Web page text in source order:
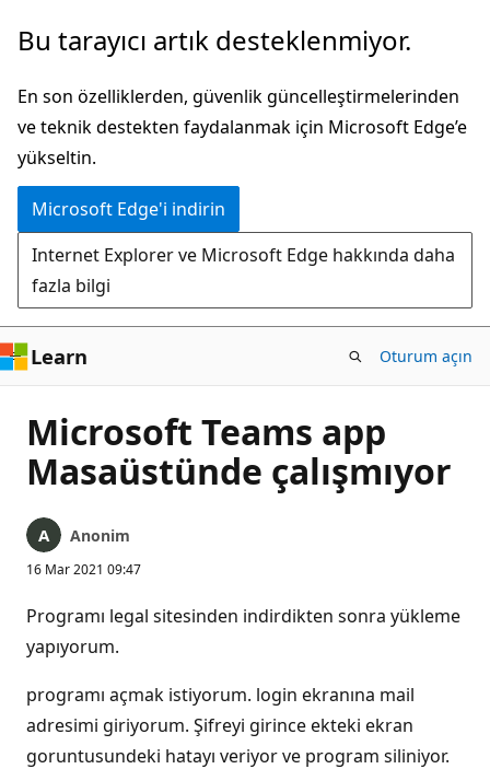
Ana
atla
Bu tarayıcı artık desteklenmiyor.
En son özelliklerden, güvenlik güncelleştirmelerinden
ve teknik destekten faydalanmak için Microsoft Edge’e
yükseltin.
Microsoft Edge'i indirin
Internet Explorer ve Microsoft Edge hakkında daha
fazla bilgi
Learn Oturum açın
Microsoft Teams app
Masaüstünde çalışmıyor
Anonim
16 Mar 2021 09:47
Programı legal sitesinden indirdikten sonra yükleme
yapıyorum.
programı açmak istiyorum. login ekranına mail
adresimi giriyorum. Şifreyi girince ekteki ekran
goruntusundeki hatayı veriyor ve program siliniyor.